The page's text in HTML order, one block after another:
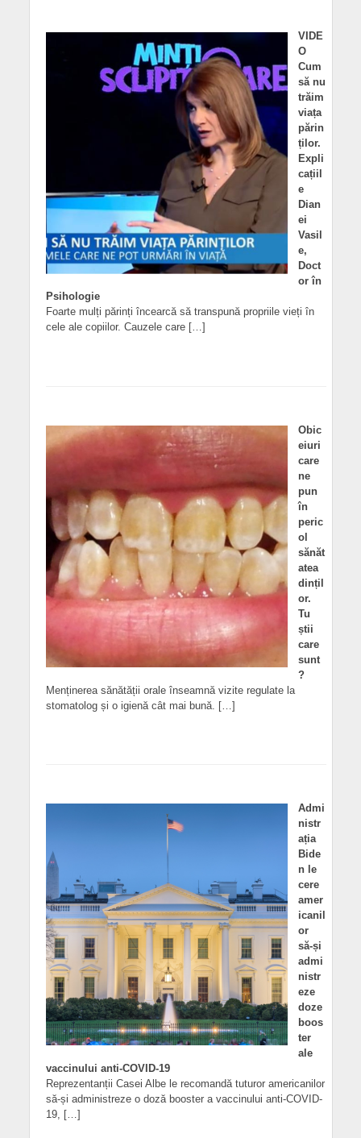
VIDE
O
Cum
să nu
trăim
viața
părin
ților.
Expli
cațiil
e
Dian
ei
Vasil
e,
Doct
or în
Psihologie
Foarte mulți părinți încearcă să transpună propriile vieți în
cele ale copiilor. Cauzele care […]
Obic
eiuri
care
ne
pun
în
peric
ol
sănăt
atea
dințil
or.
Tu
știi
care
sunt
?
Menținerea sănătății orale înseamnă vizite regulate la
stomatolog și o igienă cât mai bună. […]
Admi
nistr
ația
Bide
n le
cere
amer
icanil
or
să-și
admi
nistr
eze
doze
boos
ter
ale
vaccinului anti-COVID-19
Reprezentanții Casei Albe le recomandă tuturor americanilor
să-și administreze o doză booster a vaccinului anti-COVID-
19, […]